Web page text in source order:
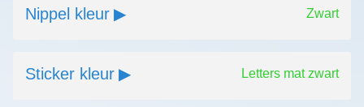
Nippel kleur Zwart
Sticker kleur Letters mat zwart